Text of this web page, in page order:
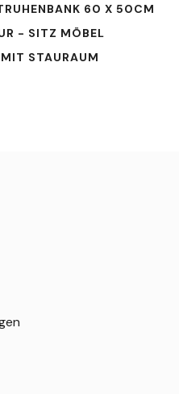
60 X 50CM
- SITZ MÖBEL T
STAURAUM